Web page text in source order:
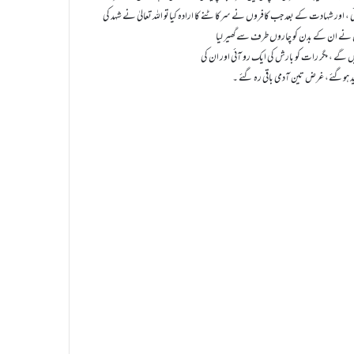
، اور شہادت کے بعد جب کافروں نے سرکاٹنے کا ارادہ کیاتو اللہ تعالیٰ نے شہد کی
، مگر رات کو بارش کی ایک رو آئی اور ان کی
ہوگئے، غرض تین آدمی باقی رہ گئے ۔